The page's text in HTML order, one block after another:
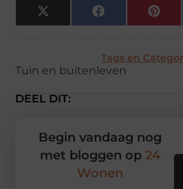
X
(Twitter)
Facebook
Tags en
Tuin en buitenleven
DEEL DIT:
Begin vandaag nog
met bloggen op 24
Wonen